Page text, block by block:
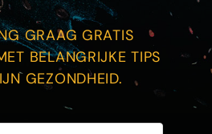
GRAAG GRATIS
BELANGRIJKE TIPS
GEZONDHEID.